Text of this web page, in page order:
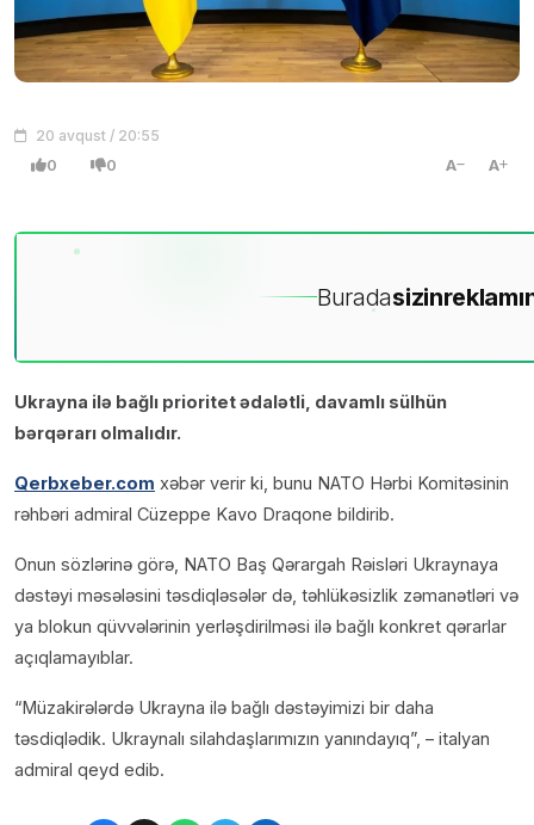
20 avqust / 20:55
0 0 A A
Buradasizin
Ukrayna ilə bağlı prioritet ədalətli, davamlı sülhün
bərqərarı olmalıdır.
Qerbxeber.com xəbər verir ki, bunu NATO Hərbi Komitəsinin
rəhbəri admiral Cüzeppe Kavo Draqone bildirib.
Onun sözlərinə görə, NATO Baş Qərargah Rəisləri Ukraynaya
dəstəyi məsələsini təsdiqləsələr də, təhlükəsizlik zəmanətləri və
ya blokun qüvvələrinin yerləşdirilməsi ilə bağlı konkret qərarlar
açıqlamayıblar.
“Müzakirələrdə Ukrayna ilə bağlı dəstəyimizi bir daha
təsdiqlədik. Ukraynalı silahdaşlarımızın yanındayıq”, – italyan
admiral qeyd edib.